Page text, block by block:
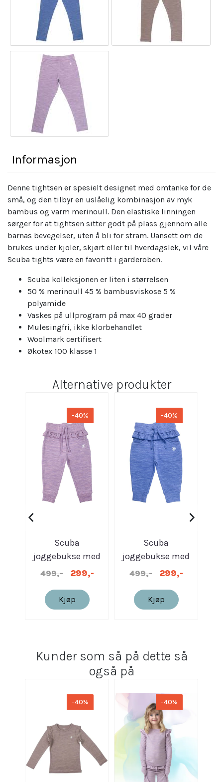
Informasjon
Denne tightsen er spesielt designet med omtanke for de
små, og den tilbyr en uslåelig kombinasjon av myk
bambus og varm merinoull. Den elastiske linningen
sørger for at tightsen sitter godt på plass gjennom alle
barnas bevegelser, uten å bli for stram. Uansett om de
brukes under kjoler, skjørt eller til hverdagslek, vil våre
Scuba tights være en favoritt i garderoben.
Scuba kolleksjonen er liten i størrelsen
50 % merinoull 45 % bambusviskose 5 %
polyamide
Vaskes på ullprogram på max 40 grader
Mulesingfri, ikke klorbehandlet
Woolmark certifisert
Økotex 100 klasse 1
Alternative produkter
-40%
Scuba
joggebukse med
rysjer | Lilla melert
499,- 299,-
Kjøp
-40%
Scuba
joggebukse med
rysjer | Blå melert
499,- 299,-
Kjøp
‹ ›
Kunder som så på dette så
også på
-40% -40%